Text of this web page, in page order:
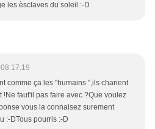
les èsclaves du soleil :-D
17:19
comme ça les "humains ",ils charient
!Ne faut'il pas faire avec ?Que voulez
vous la connaisez surement
:-DTous pourris :-D